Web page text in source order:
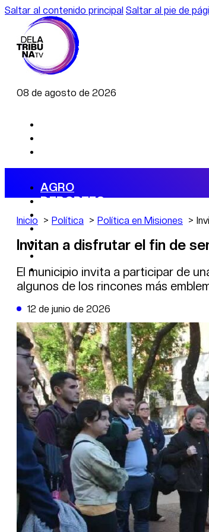
Saltar al contenido principal Saltar al pie de
08 de agosto de 2026
AGRO
DEPORTES
ECONOMÍA
POLÍTICA
CAMBIO CLIMÁTICO
DE LA TRIBUNA TV
Inicio Política Política en Misiones
Invitan a disfrutar el fin de
El municipio invita a participar de
algunos de los rincones más
12 de junio de 2026